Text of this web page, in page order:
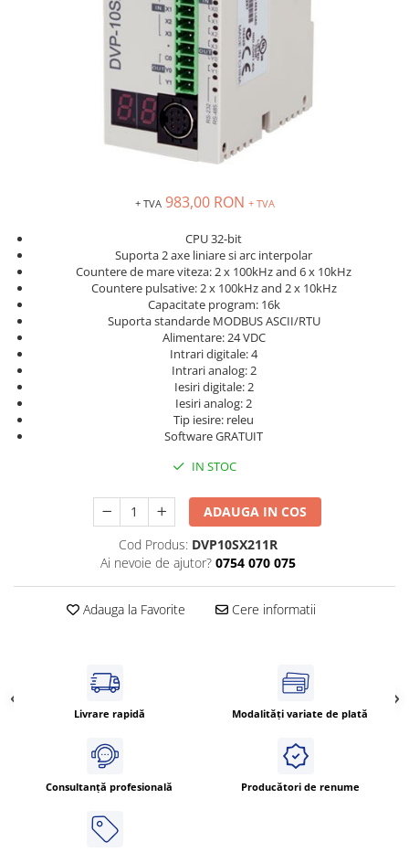
Router si switch-uri industriale
Afisoare digitale
Senzori distanta
Senzori fotoelectrici
Senzori inductivi
Senzori magnetici-rezistivi
Senzori ultrasonici
Butoane si accesorii
Intrerupatoare de protectie
Direct-On-Line Starters
Relee termice
Cam Switches
Cleme sir
Accesorii cleme
Cleme 10mm
Cleme 2.5mm
Cleme 4mm
+ TVA 983,00 RON + TVA
CPU 32-bit
Suporta 2 axe liniare si arc interpolar
Countere de mare viteza: 2 x 100kHz and 6 x 10kHz
Countere pulsative: 2 x 100kHz and 2 x 10kHz
Capacitate program: 16k
Suporta standarde MODBUS ASCII/RTU
Alimentare: 24 VDC
Intrari digitale: 4
Intrari analog: 2
Iesiri digitale: 2
Iesiri analog: 2
Tip iesire: releu
Software GRATUIT
IN STOC
ADAUGA IN COS
Cod Produs: DVP10SX211R
Ai nevoie de ajutor? 0754 070 075
Adauga la Favorite Cere informatii
Livrare rapidă Modalități variate de plată
Consultanță profesională Producători de renume